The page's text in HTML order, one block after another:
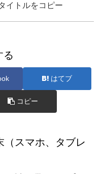
イトルをコピー
る
はてブ
コピー
（スマホ、タブレ